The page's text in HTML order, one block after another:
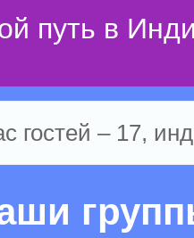
путь в
гостей – 17,